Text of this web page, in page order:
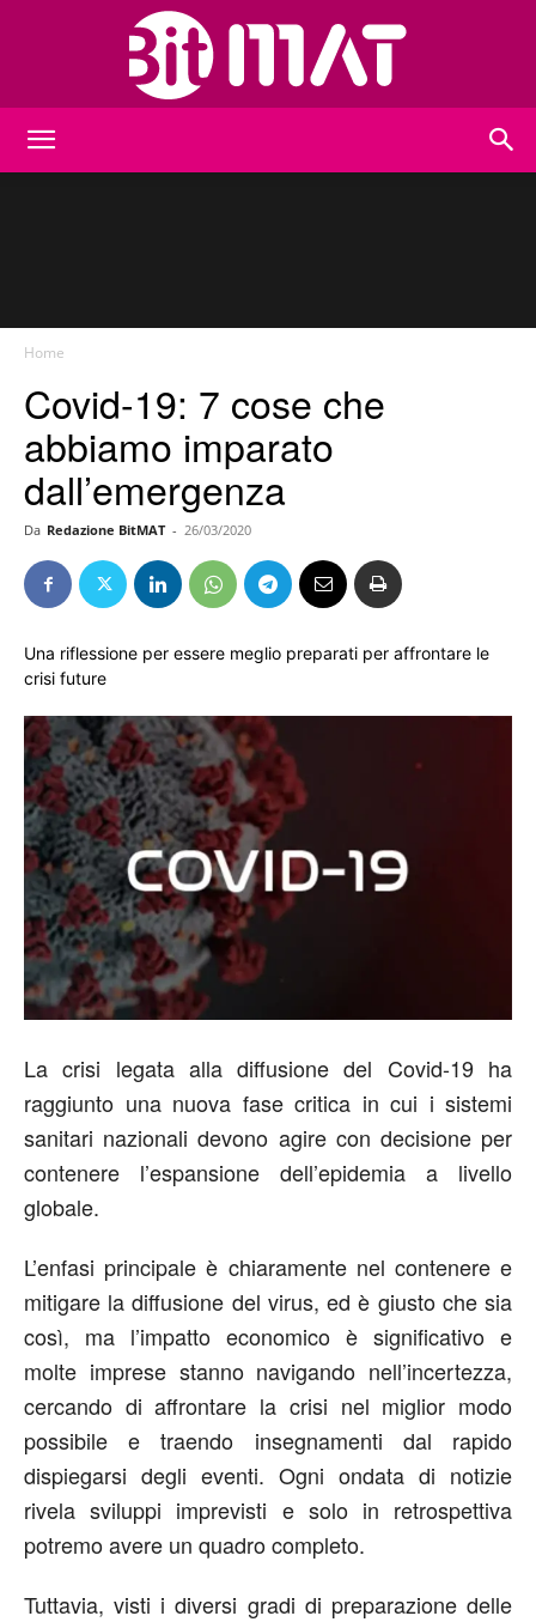
Home
Covid-19: 7 cose che
abbiamo imparato
dall’emergenza
Da Redazione BitMAT - 26/03/2020
Una riflessione per essere meglio preparati per affrontare le
crisi future
La crisi legata alla diffusione del Covid-19 ha
raggiunto una nuova fase critica in cui i sistemi
sanitari nazionali devono agire con decisione per
contenere l’espansione dell’epidemia a livello
globale.
L’enfasi principale è chiaramente nel contenere e
mitigare la diffusione del virus, ed è giusto che sia
così, ma l’impatto economico è significativo e
molte imprese stanno navigando nell’incertezza,
cercando di affrontare la crisi nel miglior modo
possibile e traendo insegnamenti dal rapido
dispiegarsi degli eventi. Ogni ondata di notizie
rivela sviluppi imprevisti e solo in retrospettiva
potremo avere un quadro completo.
Tuttavia, visti i diversi gradi di preparazione delle